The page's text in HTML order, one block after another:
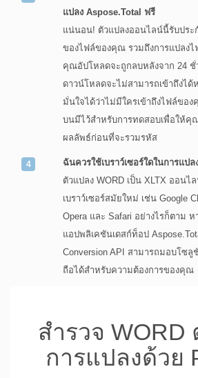
แปลง Aspose.Total ฟรี
แน่นอน! ตัวแปลงออนไลน์นี้รับปร
ของไฟล์ของคุณ รวมถึงการแปลงไ
คุณอัปโหลดจะถูกลบหลังจาก 24 ชั่
ดาวน์โหลดจะไม่สามารถเข้าถึงได้
มั่นใจได้ว่าไม่มีใครเข้าถึงไฟล์ขอ
บนมีไว้สำหรับการทดสอบเพื่อให้คุ
ผลลัพธ์ก่อนที่จะรวมรหัส
ฉันควรใช้เบราว์เซอร์ใดในการแปล
ตัวแปลง WORD เป็น XLTX ออนไ
เบราว์เซอร์สมัยใหม่ เช่น Google
Opera และ Safari อย่างไรก็ตาม
แอปพลิเคชันเดสก์ท็อป
Conversion API สามารถมอบโซลู
ถือได้สำหรับความต้องการของคุณ
สำรวจ WORD
การแปลงด้วย